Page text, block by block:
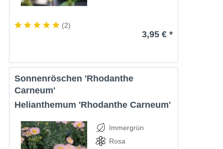
(2)
3,95 € *
Sonnenröschen 'Rhodanthe
Carneum'
Helianthemum 'Rhodanthe Carneum'
Immergrün
Rosa